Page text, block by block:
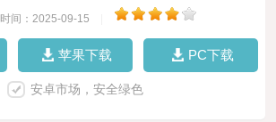
时间：2025-09-15
苹果下载 PC下载
安卓市场，安全绿色